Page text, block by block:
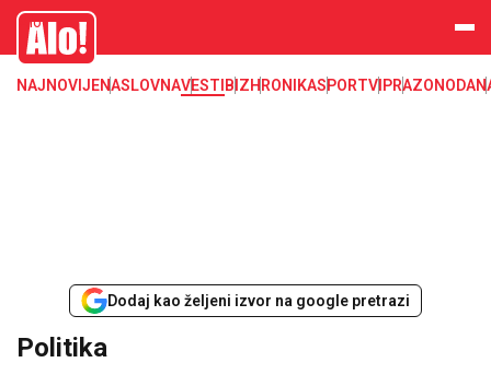
Alo
NAJNOVIJENASLOVNAVESTI BIZHRONIKASPORTVIPRAZONODA
Dodaj kao željeni izvor na google pretrazi
Politika